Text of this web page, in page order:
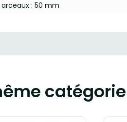
: 50 mm
catégorie